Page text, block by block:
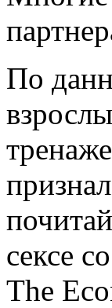
По
сексе
The